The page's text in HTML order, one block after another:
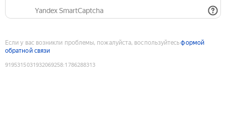
Yandex SmartCaptcha
Если у вас возникли проблемы, пожалуйста, воспользуйтесьформой
обратной связи
9195315031932069258:1786288313